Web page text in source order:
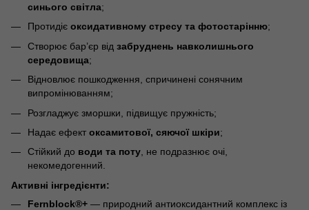
синього світла;
Протидіє оксидативному стресу та фотостарінню;
Створює бар’єр від забруднень навколишнього
середовища;
Відновлює пошкодження, спричинені сонячним
випромінюванням;
Розгладжує зморшки, підвищує пружність;
Надає ефект оксамитової, сяючої шкіри;
Стійкий до води та поту, не подразнює очі,
некомедогенний.
Активні інгредієнти:
Fernblock®+ — природний антиоксидантний комплекс із